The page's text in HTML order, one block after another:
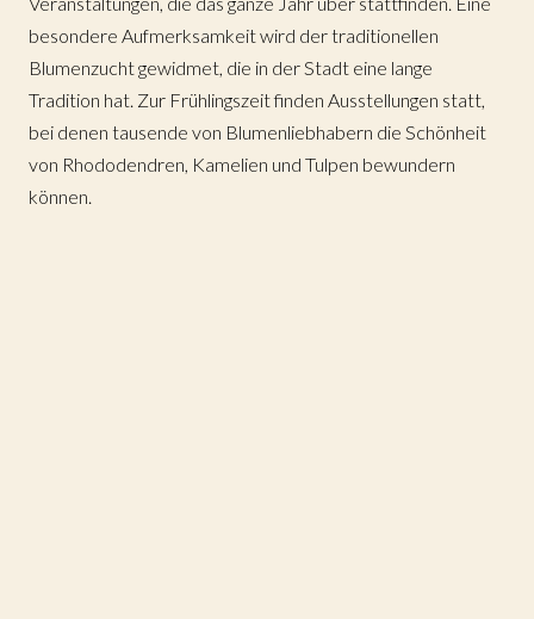
besondere Aufmerksamkeit wird der traditionellen
Blumenzucht gewidmet, die in der Stadt eine lange
Tradition hat. Zur Frühlingszeit finden Ausstellungen statt,
bei denen tausende von Blumenliebhabern die Schönheit
von Rhododendren, Kamelien und Tulpen bewundern
können.